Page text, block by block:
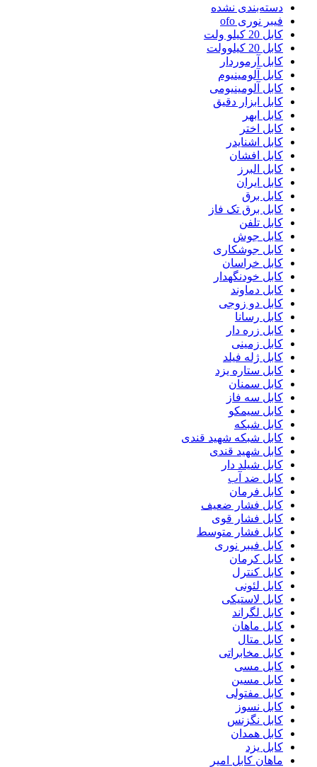
دسته‌بندی نشده
فیبر نوری ofo
کابل 20 کیلو ولت
کابل 20 کیلوولت
کابل آرموردار
کابل آلومینیوم
کابل آلومینیومی
کابل ابزار دقیق
کابل ابهر
کابل اختر
کابل اشنایدر
کابل افشان
کابل البرز
کابل ایران
کابل برق
کابل برق تک فاز
کابل تلفن
کابل جوش
کابل جوشکاری
کابل خراسان
کابل خودنگهدار
کابل دماوند
کابل دو زوجی
کابل رسانا
کابل زره دار
کابل زمینی
کابل ژله فیلد
کابل ستاره یزد
کابل سمنان
کابل سه فاز
کابل سیمکو
کابل شبکه
کابل شبکه شهید قندی
کابل شهید قندی
کابل شیلد دار
کابل ضد آب
کابل فرمان
کابل فشار ضعیف
کابل فشار قوی
کابل فشار متوسط
کابل فیبر نوری
کابل کرمان
کابل کنترل
کابل لئونی
کابل لاستیکی
کابل لگراند
کابل ماهان
کابل متال
کابل مخابراتی
کابل مسی
کابل مسین
کابل مفتولی
کابل نسوز
کابل نگزنس
کابل همدان
کابل یزد
ماهان کابل امیر